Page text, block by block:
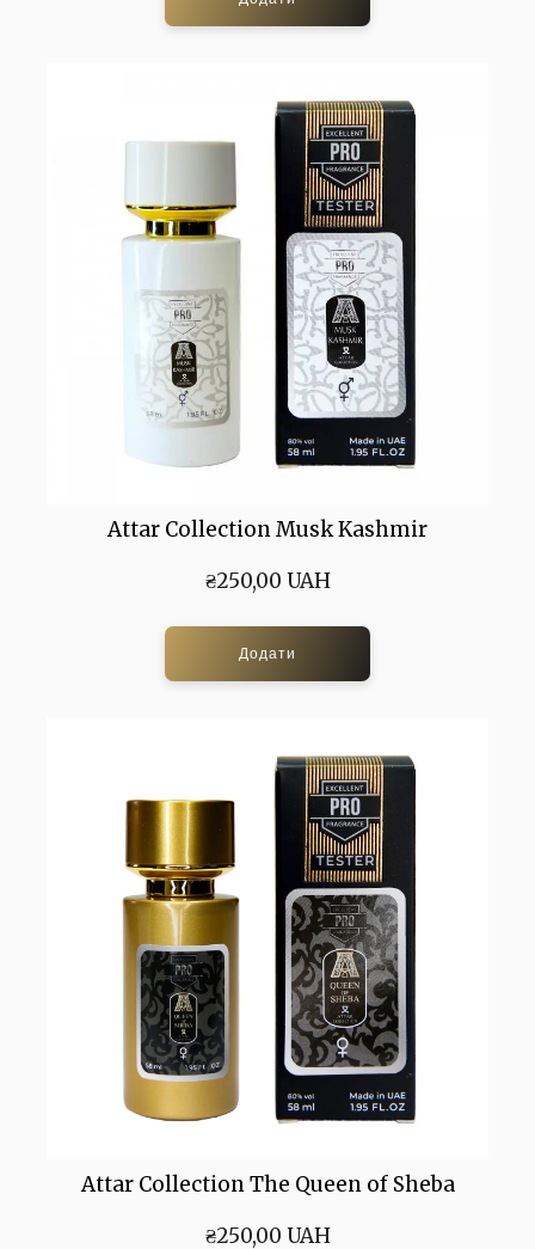
Attar Collection Musk Kashmir
₴250,00 UAH
Додати
Attar Collection The Queen of Sheba
₴250,00 UAH